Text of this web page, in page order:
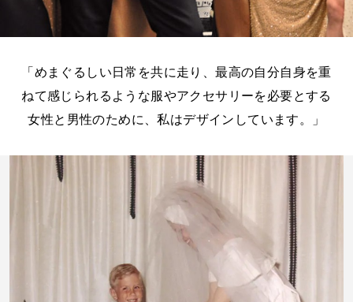
「めまぐるしい日常を共に走り、最高の自分自身を重
ねて感じられるような服やアクセサリーを必要とする
女性と男性のために、私はデザインしています。」